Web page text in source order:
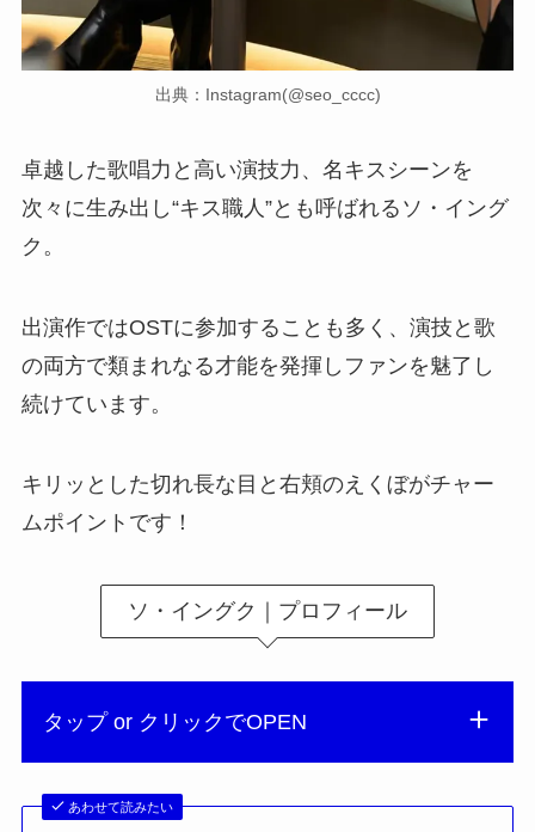
出典：Instagram(@seo_cccc)
卓越した歌唱力と高い演技力、名キスシーンを
次々に生み出し“キス職人”とも呼ばれるソ・イング
ク。
出演作ではOSTに参加することも多く、演技と歌
の両方で類まれなる才能を発揮しファンを魅了し
続けています。
キリッとした切れ長な目と右頬のえくぼがチャー
ムポイントです！
ソ・イングク｜プロフィール
タップ or クリックでOPEN
あわせて読みたい